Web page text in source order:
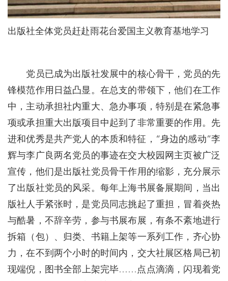
出版社全体党员赶赴雨花台爱国主义教育基地学习
党员已成为出版社发展中的核心骨干，党员的先
锋模范作用日益凸显。在总支的带领下，他们在工作
中，主动承担社内重大、急办事项，特别是在紧急事
项或承担重大出版项目中起到了非常重要的作用。先
进和优秀是共产党人的本质和特征，“身边的感动”李
辉与李广良两名党员的事迹在交大校园网主页被广泛
宣传，他们是出版社党员骨干作用的缩影，充分展示
了出版社党员的风采。每年上海书展备展期间，当出
版社人手紧张时，是党员同志挑起了重担，冒着炎热
与酷暑，不辞辛劳，参与书展布展，有条不紊地进行
拆箱（包）、归类、书籍上架等一系列工作，齐心协
力，在不到两个小时的时间内，交大社展区格局已初
现端倪，图书全部上架完毕……点点滴滴，闪现着党